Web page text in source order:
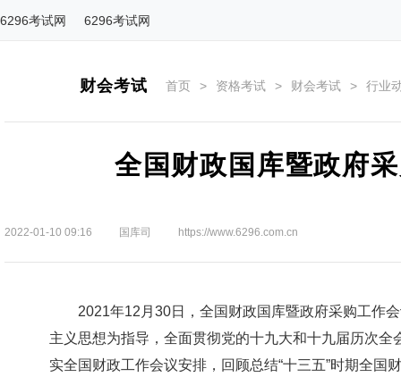
6296考试网 6296考试网
财会考试 首页 > 资格考试 > 财会考试 > 行业
全国财政国库暨政府
2022-01-10 09:16 国库司 https://www.6296.com.cn
2021年12月30日，全国财政国库暨政府采购工作会
主义思想为指导，全面贯彻党的十九大和十九届历次
实全国财政工作会议安排，回顾总结“十三五”时期全国